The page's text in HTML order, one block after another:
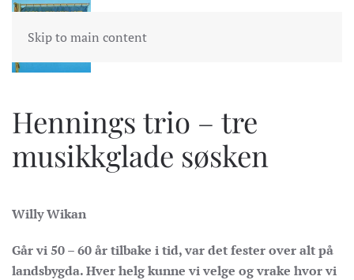
Skip to main content
Hennings trio – tre
musikkglade søsken
Willy Wikan
Går vi 50 – 60 år tilbake i tid, var det fester over alt på
landsbygda. Hver helg kunne vi velge og vrake hvor vi